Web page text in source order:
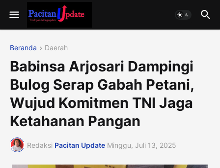
Beranda Daerah
Babinsa Arjosari Dampingi
Bulog Serap Gabah Petani,
Wujud Komitmen TNI Jaga
Ketahanan Pangan
Redaksi Pacitan Update Minggu, Juli 13, 2025